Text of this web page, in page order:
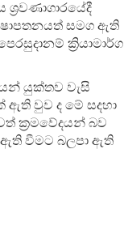
සමග ඇති
ක්‍රියාමාර්ග
යුක්තව වැසි
ඇති වුව ද මේ සදහා
ක්‍රමවේදයන් බව
ඇති වීමට බලපා ඇති